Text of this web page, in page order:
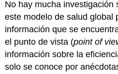
No hay mucha investigación
este modelo de salud global
información que se
el punto de vista (point of
información sobre la
solo se conoce por